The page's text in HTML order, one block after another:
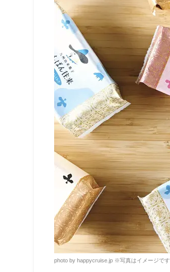
photo by happycruise.jp ※写真はイメージです